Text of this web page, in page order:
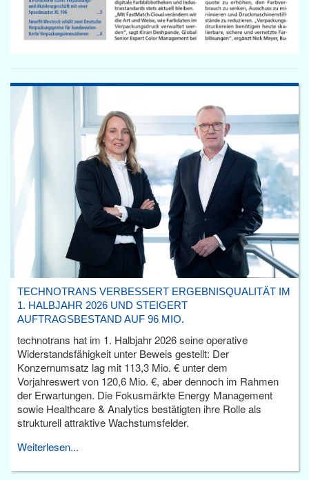
TECHNOTRANS VERBESSERT ERGEBNISQUALITÄT IM
1. HALBJAHR 2026 UND STEIGERT
AUFTRAGSBESTAND AUF 96 MIO.
technotrans hat im 1. Halbjahr 2026 seine operative
Widerstandsfähigkeit unter Beweis gestellt: Der
Konzernumsatz lag mit 113,3 Mio. € unter dem
Vorjahreswert von 120,6 Mio. €, aber dennoch im Rahmen
der Erwartungen. Die Fokusmärkte Energy Management
sowie Healthcare & Analytics bestätigten ihre Rolle als
strukturell attraktive Wachstumsfelder.
Weiterlesen...